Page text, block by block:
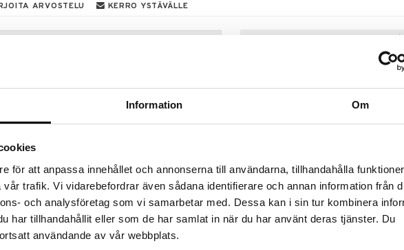
Information Om
för att anpassa innehållet och annonserna till användarna, tillhandahålla
trafik. Vi vidarebefordrar även sådana identifierare och annan information från
och analysföretag som vi samarbetar med. Dessa kan i sin tur kombinera
har tillhandahållit eller som de har samlat in när du har använt deras tjänster. Du
användande av vår webbplats.
ARVOSTELU KERRO YSTÄVÄLLE
hinnoilla!
31.8.2026 asti mutta ole nopea -
voivat päästä loppumaan!
aktiviteettilelu ja purulelu, täynnä tekstuureja,
vauva tutkii helistimiä, rapinaa ja muuta.
Taf Toys Brendon
Aktiviteettilelu
TAF TOYS
Taf
Helistin
TAF TOYS